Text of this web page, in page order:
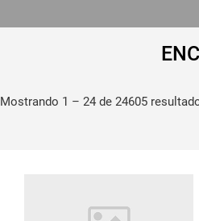
Mostrando 1 – 24 de 24605